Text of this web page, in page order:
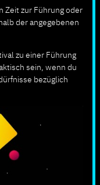
Zeit zur Führung oder
der angegebenen
zu einer Führung
sein, wenn du
bezüglich